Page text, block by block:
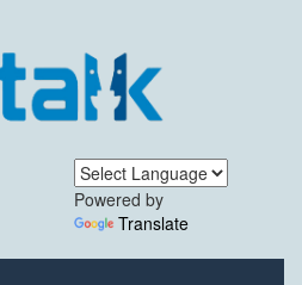
Powered by
Translate